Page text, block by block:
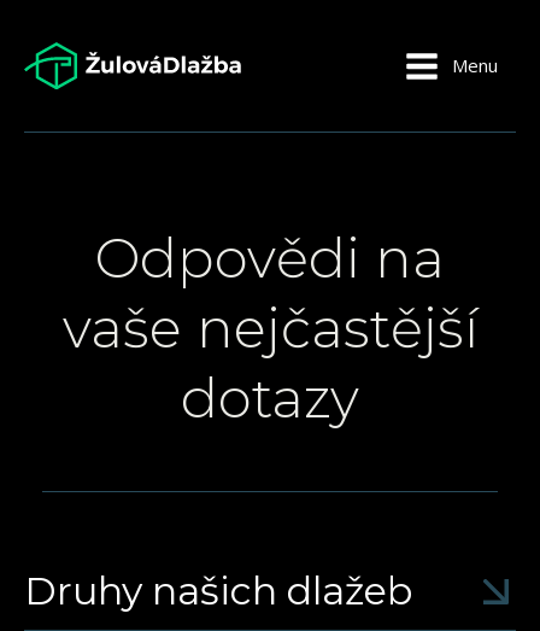
Menu
Odpovědi na
vaše nejčastější
dotazy
Druhy našich dlažeb